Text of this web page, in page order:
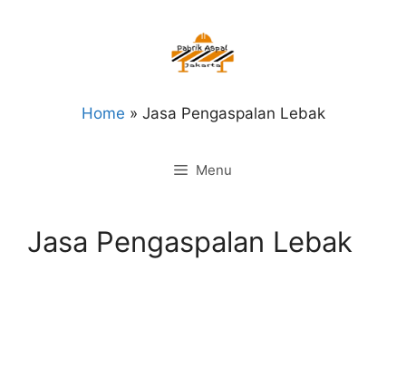
Home » Jasa Pengaspalan Lebak
Menu
Jasa Pengaspalan Lebak